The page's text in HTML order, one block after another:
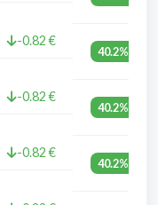
-0.82 €
40.2%
-0.82 €
40.2%
-0.82 €
40.2%